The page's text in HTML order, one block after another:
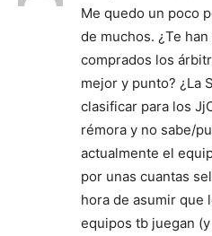
Me quedo un poco
de muchos. ¿Te
comprados los
mejor y punto? ¿La
clasificar para los
rémora y no sabe/
actualmente el
por unas cuantas
hora de asumir que
equipos tb juegan